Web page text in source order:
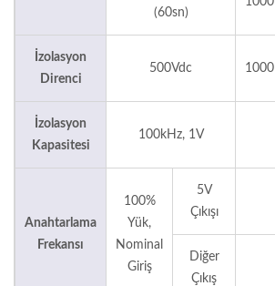
(60sn)
İzolasyon
Direnci
500Vdc 1000
İzolasyon
Kapasitesi
100kHz, 1V
Anahtarlama
Frekansı
100%
Yük,
Nominal
Giriş
5V
Çıkışı
Diğer
Çıkış